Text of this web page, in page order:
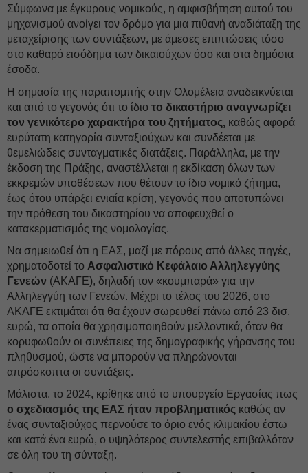
Σύμφωνα με έγκυρους νομικούς, η αμφισβήτηση αυτού του
μηχανισμού ανοίγει τον δρόμο για μια πιθανή αναδιάταξη της
μεταχείρισης των συντάξεων, με άμεσες επιπτώσεις τόσο
στο καθαρό εισόδημα των δικαιούχων όσο και στα δημόσια
έσοδα.
Η σημασία της παραπομπής στην Ολομέλεια αναδεικνύεται
και από το γεγονός ότι το ίδιο το δικαστήριο αναγνωρίζει
τον γενικότερο χαρακτήρα του ζητήματος, καθώς αφορά
ευρύτατη κατηγορία συνταξιούχων και συνδέεται με
θεμελιώδεις συνταγματικές διατάξεις. Παράλληλα, με την
έκδοση της Πράξης, αναστέλλεται η εκδίκαση όλων των
εκκρεμών υποθέσεων που θέτουν το ίδιο νομικό ζήτημα,
έως ότου υπάρξει ενιαία κρίση, γεγονός που αποτυπώνει
την πρόθεση του δικαστηρίου να αποφευχθεί ο
κατακερματισμός της νομολογίας.
Να σημειωθεί ότι η ΕΑΣ, μαζί με πόρους από άλλες πηγές,
χρηματοδοτεί το Ασφαλιστικό Κεφάλαιο Αλληλεγγύης
Γενεών (ΑΚΑΓΕ), δηλαδή τον «κουμπαρά» για την
Αλληλεγγύη των Γενεών. Μέχρι το τέλος του 2026, στο
ΑΚΑΓΕ εκτιμάται ότι θα έχουν σωρευθεί πάνω από 23 δισ.
ευρώ, τα οποία θα χρησιμοποιηθούν μελλοντικά, όταν θα
κορυφωθούν οι συνέπειες της δημογραφικής γήρανσης του
πληθυσμού, ώστε να μπορούν να πληρώνονται
απρόσκοπτα οι συντάξεις.
Μάλιστα, το 2024, κρίθηκε από το υπουργείο Εργασίας πως
ο σχεδιασμός της ΕΑΣ ήταν προβληματικός καθώς αν
ένας συνταξιούχος περνούσε το όριο ενός κλιμακίου έστω
και κατά ένα ευρώ, ο υψηλότερος συντελεστής επιβαλλόταν
σε όλη του τη σύνταξη.